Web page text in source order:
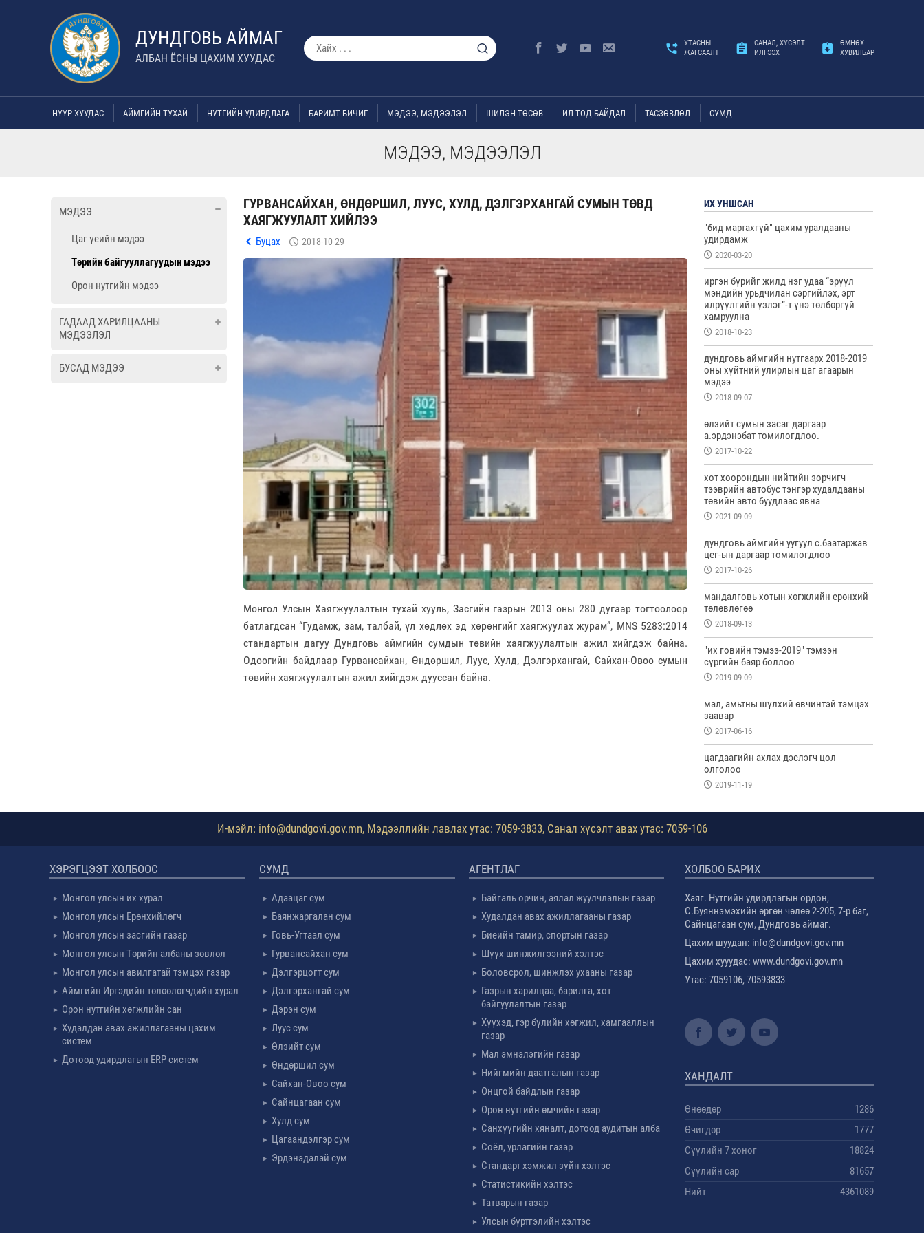
ДУНДГОВЬ АЙМАГ
АЛБАН ЁСНЫ ЦАХИМ ХУУДАС
УТАСНЫ
ЖАГСААЛТ
САНАЛ, ХҮСЭЛТ
ИЛГЭЭХ
ӨМНӨХ
ХУВИЛБАР
НҮҮР ХУУДАС АЙМГИЙН ТУХАЙ НУТГИЙН УДИРДЛАГА БАРИМТ БИЧИГ МЭДЭЭ, МЭДЭЭЛЭЛ ШИЛЭН ТӨСӨВ ИЛ ТОД БАЙДАЛ ТАСЗӨВЛӨЛ СУМД
МЭДЭЭ, МЭДЭЭЛЭЛ
МЭДЭЭ
Цаг үеийн мэдээ
Төрийн байгууллагуудын мэдээ
Орон нутгийн мэдээ
ГАДААД ХАРИЛЦААНЫ
МЭДЭЭЛЭЛ
БУСАД МЭДЭЭ
ГУРВАНСАЙХАН, ӨНДӨРШИЛ, ЛУУС, ХУЛД, ДЭЛГЭРХАНГАЙ СУМЫН ТӨВД
ХАЯГЖУУЛАЛТ ХИЙЛЭЭ
Буцах 2018-10-29
Монгол Улсын Хаягжуулалтын тухай хууль, Засгийн газрын 2013 оны 280 дугаар тогтоолоор
батлагдсан “Гудамж, зам, талбай, үл хөдлөх эд хөрөнгийг хаягжуулах журам”, MNS 5283:2014
стандартын дагуу Дундговь аймгийн сумдын төвийн хаягжуулалтын ажил хийгдэж байна.
Одоогийн байдлаар Гурвансайхан, Өндөршил, Луус, Хулд, Дэлгэрхангай, Сайхан-Овоо сумын
төвийн хаягжуулалтын ажил хийгдэж дууссан байна.
ИХ УНШСАН
"бид мартахгүй" цахим уралдааны
удирдамж
2020-03-20
иргэн бүрийг жилд нэг удаа “эрүүл
мэндийн урьдчилан сэргийлэх, эрт
илрүүлгийн үзлэг”-т үнэ төлбөргүй
хамруулна
2018-10-23
дундговь аймгийн нутгаарх 2018-2019
оны хүйтний улирлын цаг агаарын
мэдээ
2018-09-07
өлзийт сумын засаг даргаар
а.эрдэнэбат томилогдлоо.
2017-10-22
хот хоорондын нийтийн зорчигч
тээврийн автобус тэнгэр худалдааны
төвийн авто буудлаас явна
2021-09-09
дундговь аймгийн уугуул с.баатаржав
цег-ын даргаар томилогдлоо
2017-10-26
мандалговь хотын хөгжлийн ерөнхий
төлөвлөгөө
2018-09-13
"их говийн тэмээ-2019" тэмээн
сүргийн баяр боллоо
2019-09-09
мал, амьтны шүлхий өвчинтэй тэмцэх
заавар
2017-06-16
цагдаагийн ахлах дэслэгч цол
олголоо
2019-11-19
И-мэйл: info@dundgovi.gov.mn, Мэдээллийн лавлах утас: 7059-3833, Санал хүсэлт авах утас: 7059-106
ХЭРЭГЦЭЭТ ХОЛБООС
Монгол улсын их хурал
Монгол улсын Ерөнхийлөгч
Монгол улсын засгийн газар
Монгол улсын Төрийн албаны зөвлөл
Монгол улсын авилгатай тэмцэх газар
Аймгийн Иргэдийн төлөөлөгчдийн хурал
Орон нутгийн хөгжлийн сан
Худалдан авах ажиллагааны цахим
систем
Дотоод удирдлагын ERP систем
СУМД
Адаацаг сум
Баянжаргалан сум
Говь-Угтаал сум
Гурвансайхан сум
Дэлгэрцогт сум
Дэлгэрхангай сум
Дэрэн сум
Луус сум
Өлзийт сум
Өндөршил сум
Сайхан-Овоо сум
Сайнцагаан сум
Хулд сум
Цагаандэлгэр сум
Эрдэнэдалай сум
АГЕНТЛАГ
Байгаль орчин, аялал жуулчлалын газар
Худалдан авах ажиллагааны газар
Биеийн тамир, спортын газар
Шүүх шинжилгээний хэлтэс
Боловсрол, шинжлэх ухааны газар
Газрын харилцаа, барилга, хот
байгуулалтын газар
Хүүхэд, гэр бүлийн хөгжил, хамгааллын
газар
Мал эмнэлэгийн газар
Нийгмийн даатгалын газар
Онцгой байдлын газар
Орон нутгийн өмчийн газар
Санхүүгийн хяналт, дотоод аудитын алба
Соёл, урлагийн газар
Стандарт хэмжил зүйн хэлтэс
Статистикийн хэлтэс
Татварын газар
Улсын бүртгэлийн хэлтэс
ХОЛБОО БАРИХ
Хаяг. Нутгийн удирдлагын ордон,
С.Буяннэмэхийн өргөн чөлөө 2-205, 7-р баг,
Сайнцагаан сум, Дундговь аймаг.
Цахим шуудан: info@dundgovi.gov.mn
Цахим хууудас: www.dundgovi.gov.mn
Утас: 7059106, 70593833
ХАНДАЛТ
Өнөөдөр
1286
Өчигдөр
1777
Сүүлийн 7 хоног
18824
Сүүлийн сар
81657
Нийт
4361089